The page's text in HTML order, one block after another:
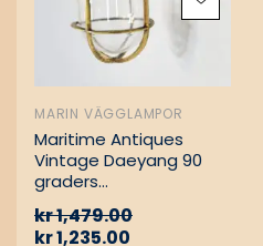
MARIN VÄGGLAMPOR
Maritime Antiques
Vintage Daeyang 90
graders
kr1,479.00
kr1,235.00